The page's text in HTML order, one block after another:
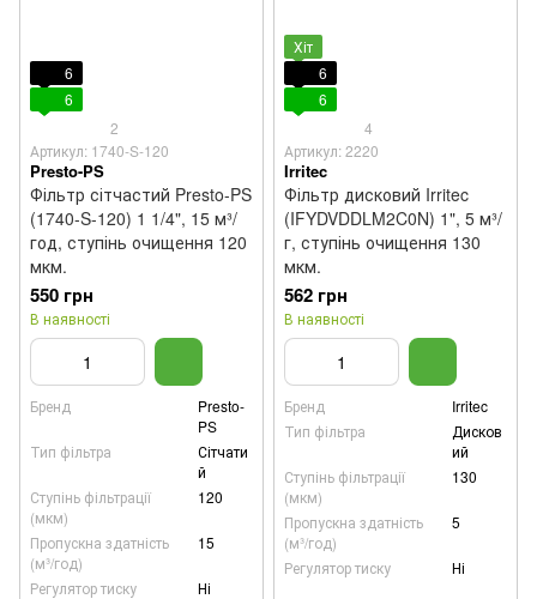
6
6
2
Артикул: 1740-S-120
Presto-PS
Фільтр сітчастий Presto-PS
(1740-S-120) 1 1/4", 15 м³/
год, ступінь очищення 120
мкм.
550 грн
В наявності
Бренд
Presto-
PS
Тип фільтра
Сітчати
й
Ступінь фільтрації
(мкм)
120
Пропускна здатність
(м³/год)
15
Регулятор тиску Ні
Хіт
6
6
4
Артикул: 2220
Irritec
Фільтр дисковий Irritec
(IFYDVDDLM2C0N) 1", 5 м³/
г, ступінь очищення 130
мкм.
562 грн
В наявності
Бренд
Irritec
Тип фільтра
Дисков
ий
Ступінь фільтрації
(мкм)
130
Пропускна здатність
(м³/год)
5
Регулятор тиску Ні